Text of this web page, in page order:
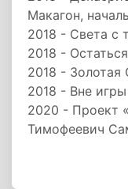
Макагон,
2018 - Света с
2018 -
2018 -
2018 - Вне
2020 - Проект
Тимофеевич